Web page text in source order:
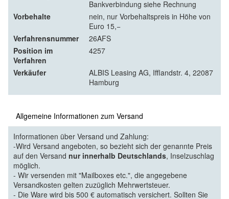
Bankverbindung siehe Rechnung
Vorbehalte
nein, nur Vorbehaltspreis in Höhe von
Euro 15,−
Verfahrensnummer
26AFS
Position im
Verfahren
4257
Verkäufer
ALBIS Leasing AG, Ifflandstr. 4, 22087
Hamburg
Allgemeine Informationen zum Versand
Informationen über Versand und Zahlung:
-Wird Versand angeboten, so bezieht sich der genannte Preis
auf den Versand nur innerhalb Deutschlands, Inselzuschlag
möglich.
- Wir versenden mit "Mailboxes etc.", die angegebene
Versandkosten gelten zuzüglich Mehrwertsteuer.
- Die Ware wird bis 500 € automatisch versichert. Sollten Sie